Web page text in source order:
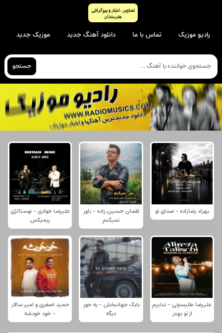
رادیو موزیک تماس با ما دانلود آهنگ جدید موزیک جدید
جستجو
بهزاد رضازاده - صدای تو
لقمان حسین زاده - باور
نمیکنم
علیرضا جوادی - نوستالژی
ریمیکس
علیرضا طلیسچی - نداریم
از تو بهتر
بابک جهانبخش - یه جور
دیگه
حمید اصغری و امیر سالار
- خود خودشه